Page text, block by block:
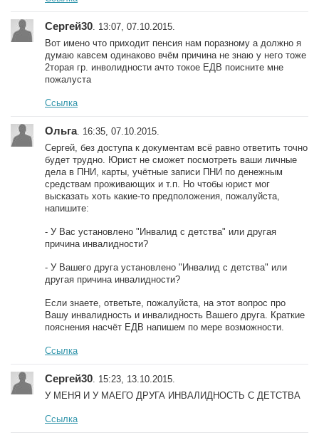
Сергей30 . 13:07, 07.10.2015.
Вот имено что приходит пенсия нам поразному а должно я
думаю кавсем одинаково вчём причина не знаю у него тоже
2торая гр. инволидности ачто токое ЕДВ поисните мне
пожалуста
Ссылка
Ольга. 16:35, 07.10.2015.
Сергей, без доступа к документам всё равно ответить точно
будет трудно. Юрист не сможет посмотреть ваши личные
дела в ПНИ, карты, учётные записи ПНИ по денежным
средствам проживающих и т.п. Но чтобы юрист мог
высказать хоть какие-то предположения, пожалуйста,
напишите:
- У Вас установлено "Инвалид с детства" или другая
причина инвалидности?
- У Вашего друга установлено "Инвалид с детства" или
другая причина инвалидности?
Если знаете, ответьте, пожалуйста, на этот вопрос про
Вашу инвалидность и инвалидность Вашего друга. Краткие
пояснения насчёт ЕДВ напишем по мере возможности.
Ссылка
Сергей30 . 15:23, 13.10.2015.
У МЕНЯ И У МАЕГО ДРУГА ИНВАЛИДНОСТЬ С ДЕТСТВА
Ссылка